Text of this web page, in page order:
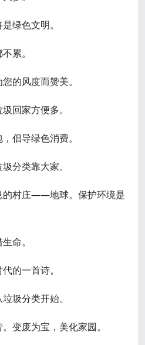
绿色文明。
累。
的风度而赞美。
回家方便多。
倡导绿色消费。
分类靠大家。
的村庄——地球。保护环境是
命。
的一首诗。
圾分类开始。
变废为宝，美化家园。